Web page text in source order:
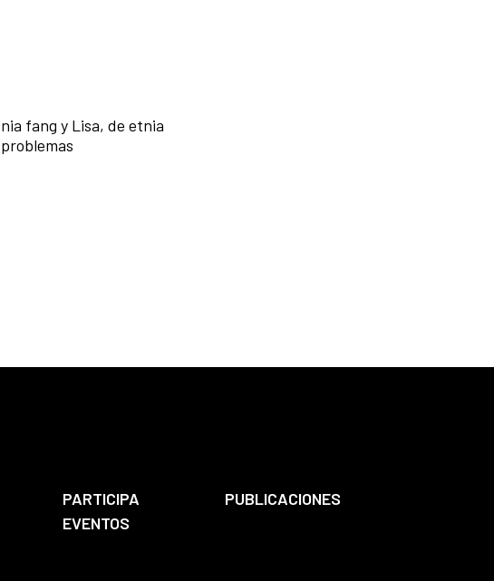
fang y Lisa, de etnia
PARTICIPA
PUBLICACIONES
EVENTOS